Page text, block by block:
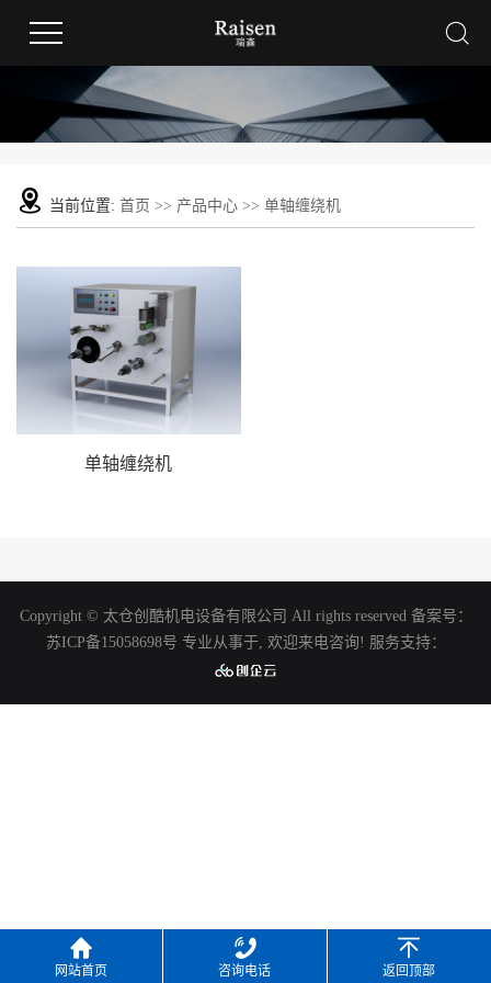
当前位置: 首页 >> 产品中心 >> 单轴缠绕机
单轴缠绕机
Copyright © 太仓创酷机电设备有限公司 All rights reserved 备案号：
苏ICP备15058698号 专业从事于, 欢迎来电咨询! 服务支持：
网站首页 咨询电话 返回顶部